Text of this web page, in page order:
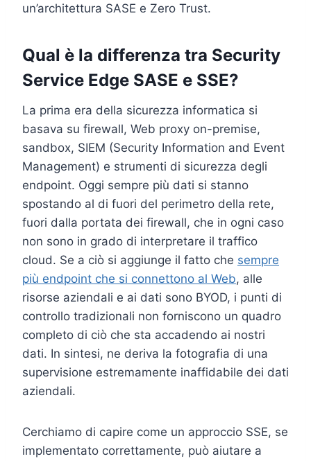
un’architettura SASE e Zero Trust.
Qual è la differenza tra Security
Service Edge SASE e SSE?
La prima era della sicurezza informatica si
basava su firewall, Web proxy on-premise,
sandbox, SIEM (Security Information and Event
Management) e strumenti di sicurezza degli
endpoint. Oggi sempre più dati si stanno
spostando al di fuori del perimetro della rete,
fuori dalla portata dei firewall, che in ogni caso
non sono in grado di interpretare il traffico
cloud. Se a ciò si aggiunge il fatto che sempre
più endpoint che si connettono al Web, alle
risorse aziendali e ai dati sono BYOD, i punti di
controllo tradizionali non forniscono un quadro
completo di ciò che sta accadendo ai nostri
dati. In sintesi, ne deriva la fotografia di una
supervisione estremamente inaffidabile dei dati
aziendali.
Cerchiamo di capire come un approccio SSE, se
implementato correttamente, può aiutare a